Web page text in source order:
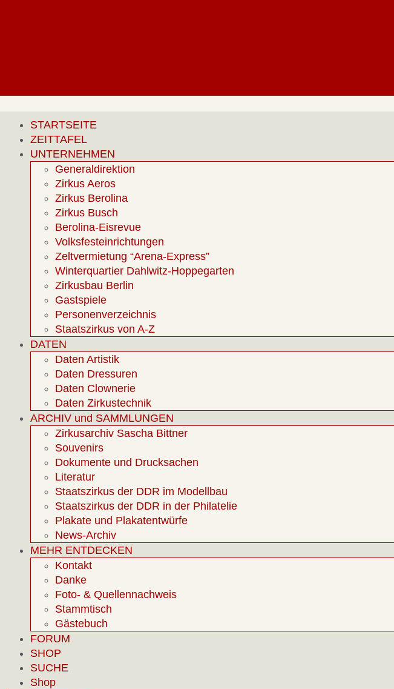
STARTSEITE
ZEITTAFEL
UNTERNEHMEN
Generaldirektion
Zirkus Aeros
Zirkus Berolina
Zirkus Busch
Berolina-Eisrevue
Volksfesteinrichtungen
Zeltvermietung “Arena-Express”
Winterquartier Dahlwitz-Hoppegarten
Zirkusbau Berlin
Gastspiele
Personenverzeichnis
Staatszirkus von A-Z
DATEN
Daten Artistik
Daten Dressuren
Daten Clownerie
Daten Zirkustechnik
ARCHIV und SAMMLUNGEN
Zirkusarchiv Sascha Bittner
Souvenirs
Dokumente und Drucksachen
Literatur
Staatszirkus der DDR im Modellbau
Staatszirkus der DDR in der Philatelie
Plakate und Plakatentwürfe
News-Archiv
MEHR ENTDECKEN
Kontakt
Danke
Foto- & Quellennachweis
Stammtisch
Gästebuch
FORUM
SHOP
SUCHE
Shop